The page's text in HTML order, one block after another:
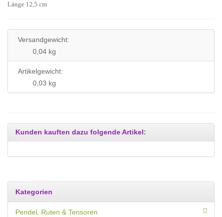
Länge 12,5 cm
Versandgewicht:
0,04 kg
Artikelgewicht:
0,03 kg
Kunden kauften dazu folgende Artikel:
Kategorien
Pendel, Ruten & Tensoren